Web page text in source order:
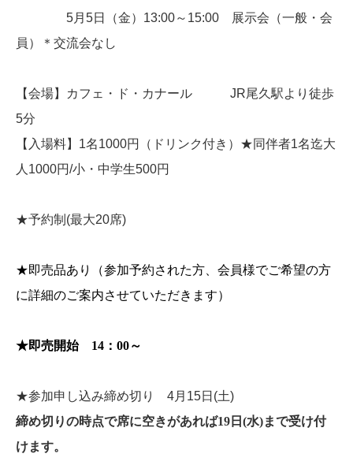
5月5日（金）13:00～15:00 展示会（一般・会
員）＊交流会なし
【会場】カフェ・ド・カナール JR尾久駅より徒歩
5分
【入場料】1名1000円（ドリンク付き）★同伴者1名迄大
人1000円/小・中学生500円
★予約制(最大20席)
★即売品あり（参加予約された方、会員様でご希望の方
に詳細のご案内させていただきます）
★即売開始 14：00～
★参加申し込み締め切り 4月15日(土)
締め切りの時点で席に空きがあれば19日(水)まで受け付
けます。